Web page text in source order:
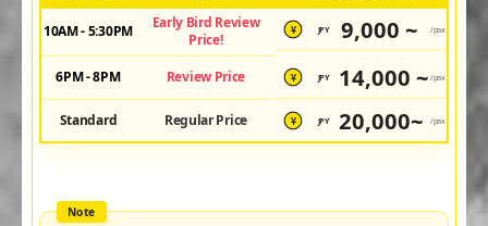
10AM - 5:30PM
Early Bird Review
Price!
¥ JPY 9,000 ~ /pax
6PM - 8PM Review Price ¥ JPY 14,000 ~ /pax
Standard Regular Price ¥ JPY 20,000~ /pax